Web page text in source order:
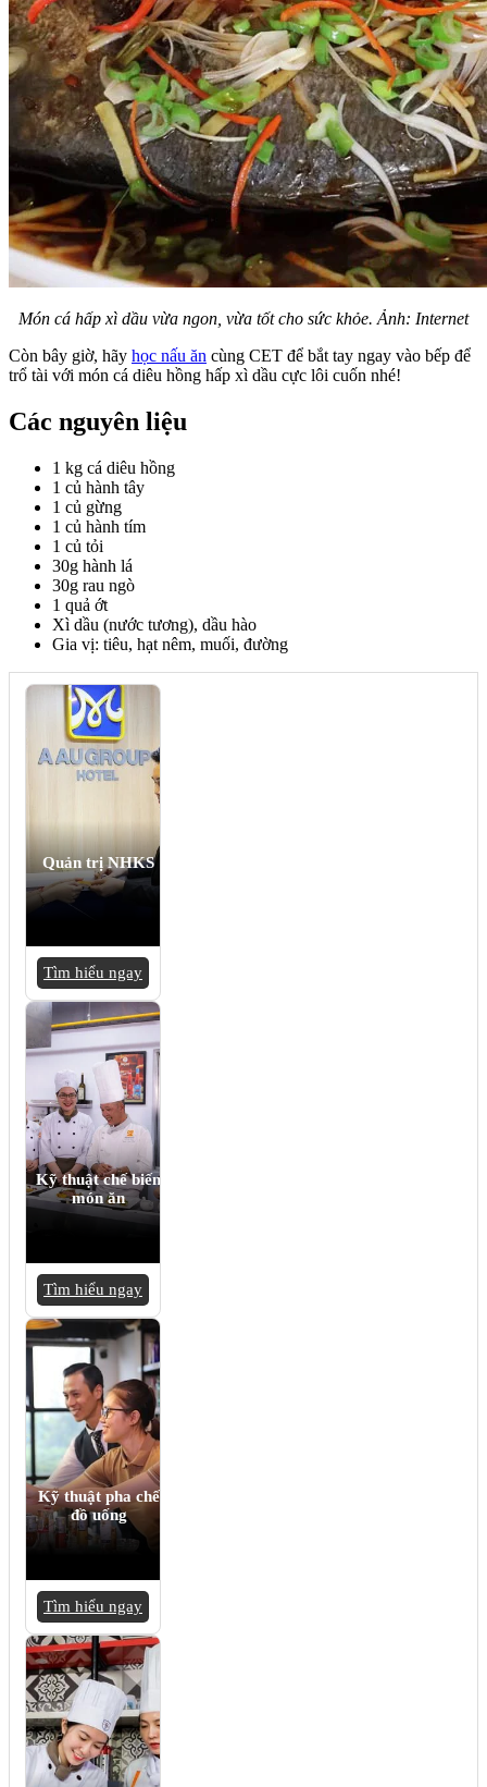
Món cá hấp xì dầu vừa ngon, vừa tốt cho sức khỏe. Ảnh: Internet
Còn bây giờ, hãy học nấu ăn cùng CET để bắt tay ngay vào bếp để
trổ tài với món cá diêu hồng hấp xì dầu cực lôi cuốn nhé!
Các nguyên liệu
1 kg cá diêu hồng
1 củ hành tây
1 củ gừng
1 củ hành tím
1 củ tỏi
30g hành lá
30g rau ngò
1 quả ớt
Xì dầu (nước tương), dầu hào
Gia vị: tiêu, hạt nêm, muối, đường
Quản trị NHKS
Tìm hiểu ngay
Kỹ thuật chế biến
món ăn
Tìm hiểu ngay
Kỹ thuật pha chế
đồ uống
Tìm hiểu ngay